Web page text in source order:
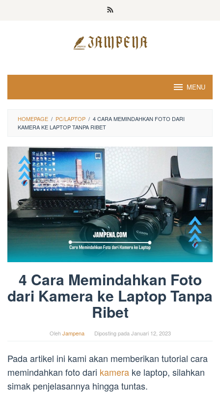
MENU
HOMEPAGE / PC/LAPTOP / 4 CARA MEMINDAHKAN FOTO DARI
KAMERA KE LAPTOP TANPA RIBET
4 Cara Memindahkan Foto
dari Kamera ke Laptop Tanpa
Ribet
OlehJampena Diposting pada Januari 12, 2023
Pada artikel ini kami akan memberikan tutorial cara
memindahkan foto dari kamera ke laptop, silahkan
simak penjelasannya hingga tuntas.